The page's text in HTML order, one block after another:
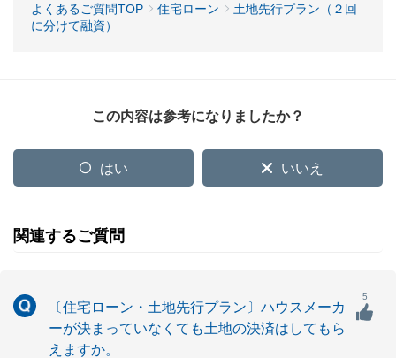
よくあるご質問TOP 住宅ローン
土地先行プラン（２回
に分けて融資）
この内容は参考になりましたか？
はい いいえ
関連するご質問
〔住宅ローン・土地先行プラン〕ハウスメーカ
ーが決まっていなくても土地の決済はしてもら
えますか。
5